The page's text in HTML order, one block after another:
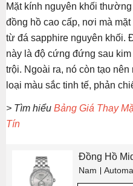
Mặt kính nguyên khối
đồng hồ cao cấp, nơi mà
từ đá sapphire nguyên khối.
này là độ cứng đứng sau
trội. Ngoài ra, nó còn tạo
loại màu sắc tinh tế, phản
> Tìm hiểu Bảng Giá Thay
Tín
Đồng Hồ
Nam